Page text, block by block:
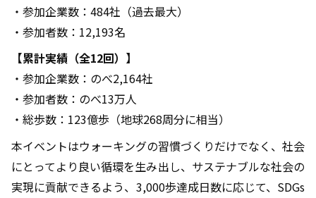
・参加企業数：484社（過去最大）
・参加者数：12,193名
【累計実績（全12回）】
・参加企業数：のべ2,164社
・参加者数：のべ13万人
・総歩数：123億歩（地球268周分に相当）
本イベントはウォーキングの習慣づくりだけでなく、社会
にとってより良い循環を生み出し、サステナブルな社会の
実現に貢献できるよう、3,000歩達成日数に応じて、SDGs